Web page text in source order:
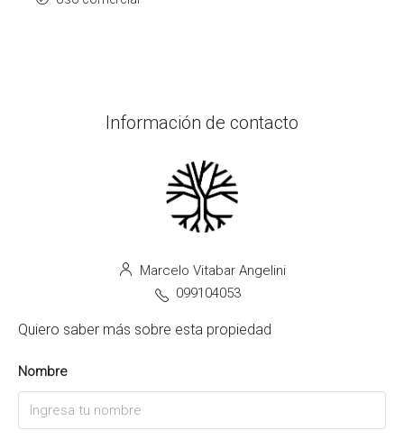
Información de contacto
Marcelo Vitabar Angelini
099104053
Quiero saber más sobre esta propiedad
Nombre